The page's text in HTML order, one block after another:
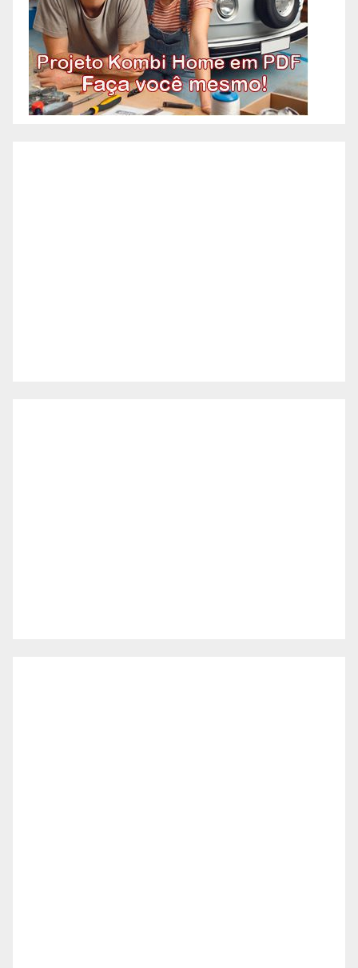
Acontece que atualmente os
pedreiros se especializaram em
algumas etapas específicas da
construção. A necessidade de
agilidade